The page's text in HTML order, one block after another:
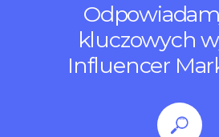
kluczowych
Influencer